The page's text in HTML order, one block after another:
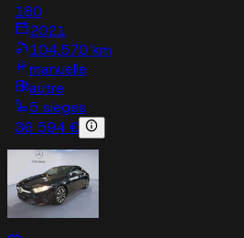
180
2021
104,570 km
manuelle
autre
5 sieges
36 594 €